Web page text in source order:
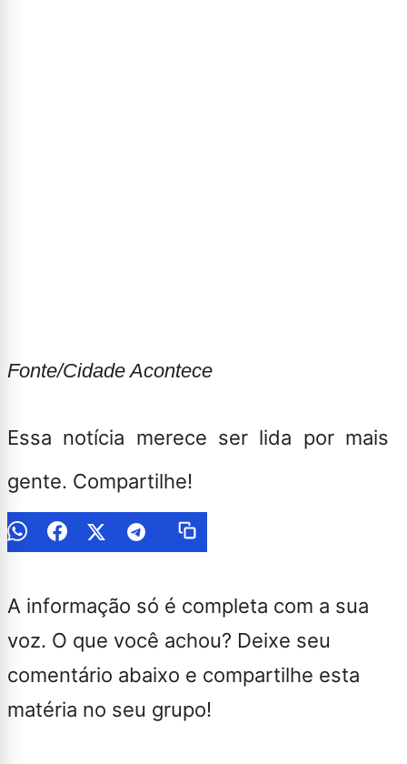
Fonte/Cidade Acontece
Essa notícia merece ser lida por mais
gente. Compartilhe!
A informação só é completa com a sua
voz. O que você achou? Deixe seu
comentário abaixo e compartilhe esta
matéria no seu grupo!